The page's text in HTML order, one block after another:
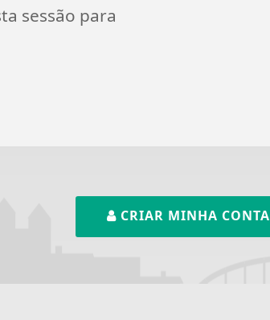
sessão para
CRIAR MINHA CONTA